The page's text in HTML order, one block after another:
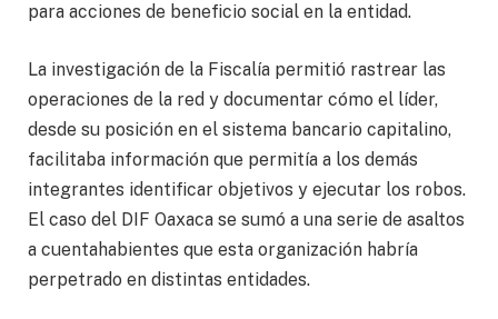
para acciones de beneficio social en la entidad.
La investigación de la Fiscalía permitió rastrear las
operaciones de la red y documentar cómo el líder,
desde su posición en el sistema bancario capitalino,
facilitaba información que permitía a los demás
integrantes identificar objetivos y ejecutar los robos.
El caso del DIF Oaxaca se sumó a una serie de asaltos
a cuentahabientes que esta organización habría
perpetrado en distintas entidades.